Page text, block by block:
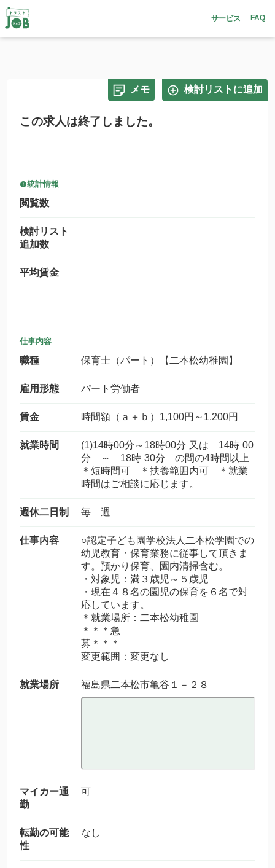
サービス FAQ
メモ 検討リストに追加
この求人は終了しました。
統計情報
閲覧数
検討リスト
追加数
平均賃金
仕事内容
職種 保育士（パート）【二本松幼稚園】
雇用形態 パート労働者
賃金 時間額（ａ＋ｂ）1,100円～1,200円
就業時間
(1)14時00分～18時00分 又は 14時 00
分 ～ 18時 30分 の間の4時間以上
＊短時間可 ＊扶養範囲内可 ＊就業
時間はご相談に応じます。
週休二日制 毎 週
仕事内容
○認定子ども園学校法人二本松学園での
幼児教育・保育業務に従事して頂きま
す。預かり保育、園内清掃含む。
・対象児：満３歳児～５歳児
・現在４８名の園児の保育を６名で対
応しています。
＊就業場所：二本松幼稚園
＊＊＊急
募＊＊＊
変更範囲：変更なし
就業場所 福島県二本松市亀谷１－２８
マイカー通
勤
可
転勤の可能
性
なし